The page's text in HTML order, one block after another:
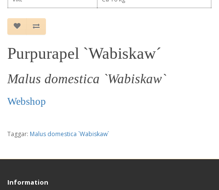
Purpurapel `Wabiskaw´
Malus domestica `Wabiskaw`
Webshop
Taggar: Malus domestica `Wabiskaw`
Information